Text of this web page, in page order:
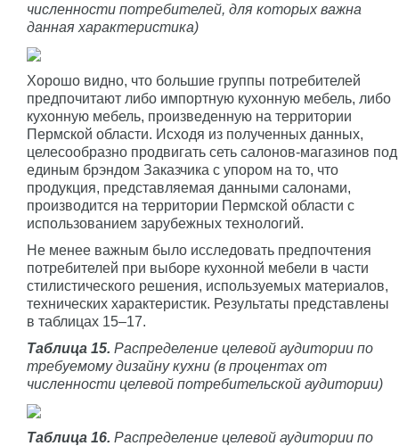
численности потребителей, для которых важна
данная характеристика)
Хорошо видно, что большие группы потребителей
предпочитают либо импортную кухонную мебель, либо
кухонную мебель, произведенную на территории
Пермской области. Исходя из полученных данных,
целесообразно продвигать сеть салонов-магазинов под
единым брэндом Заказчика с упором на то, что
продукция, представляемая данными салонами,
производится на территории Пермской области с
использованием зарубежных технологий.
Не менее важным было исследовать предпочтения
потребителей при выборе кухонной мебели в части
стилистического решения, используемых материалов,
технических характеристик. Результаты представлены
в таблицах 15–17.
Таблица 15. Распределение целевой аудитории по
требуемому дизайну кухни (в процентах от
численности целевой потребительской аудитории)
Таблица 16. Распределение целевой аудитории по